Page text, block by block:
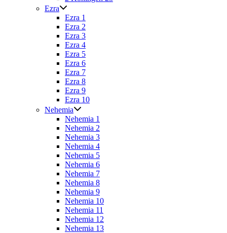
Ezra
Ezra 1
Ezra 2
Ezra 3
Ezra 4
Ezra 5
Ezra 6
Ezra 7
Ezra 8
Ezra 9
Ezra 10
Nehemia
Nehemia 1
Nehemia 2
Nehemia 3
Nehemia 4
Nehemia 5
Nehemia 6
Nehemia 7
Nehemia 8
Nehemia 9
Nehemia 10
Nehemia 11
Nehemia 12
Nehemia 13